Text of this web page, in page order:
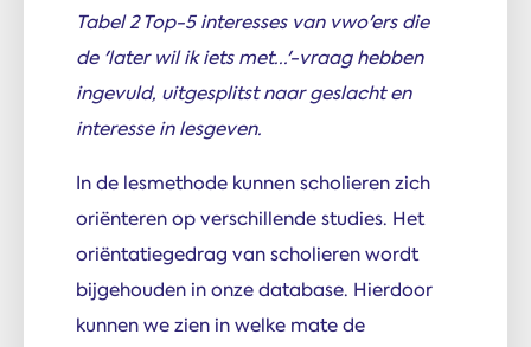
Tabel 2 Top-5 interesses van vwo'ers die
de 'later wil ik iets met...'-vraag hebben
ingevuld, uitgesplitst naar geslacht en
interesse in lesgeven.
In de lesmethode kunnen scholieren zich
oriënteren op verschillende studies. Het
oriëntatiegedrag van scholieren wordt
bijgehouden in onze database. Hierdoor
kunnen we zien in welke mate de